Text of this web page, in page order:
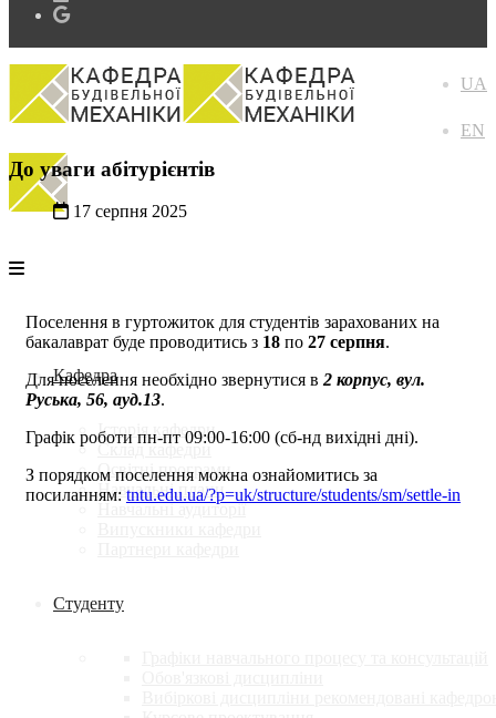
UA
EN
Кафедра
Історія кафедри
Склад кафедри
Освітні програми
Навчальні плани
Навчальні аудиторії
Студенту
До уваги абітурієнтів
17 серпня 2025
Поселення в гуртожиток для студентів зарахованих на
бакалаврат буде проводитись з 18 по 27 серпня.
Для поселення необхідно звернутися в2 корпус, вул.
Руська, 56, ауд.13.
Графік роботи пн-пт 09:00-16:00 (сб-нд вихідні дні).
З порядком поселення можна ознайомитись за
посиланням: tntu.edu.ua/?p=uk/structure/students/sm/settle-in